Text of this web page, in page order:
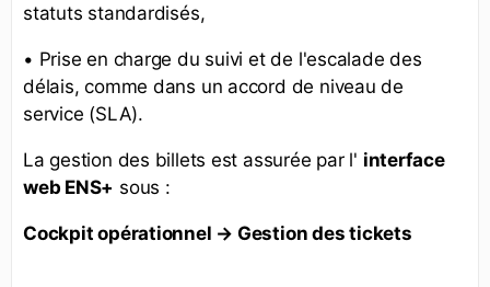
statuts standardisés,
• Prise en charge du suivi et de l'escalade des
délais, comme dans un accord de niveau de
service (SLA).
La gestion des billets est assurée par l' interface
web ENS+ sous :
Cockpit opérationnel → Gestion des tickets